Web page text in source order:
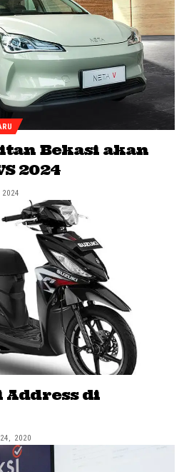
Bekasi akan
2024
Address di
2020